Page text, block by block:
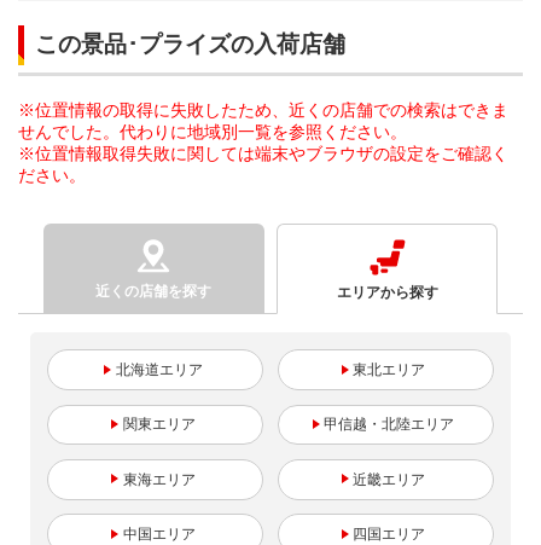
この景品･プライズの入荷店舗
※位置情報の取得に失敗したため、近くの店舗での検索はできま
せんでした。代わりに地域別一覧を参照ください。
※位置情報取得失敗に関しては端末やブラウザの設定をご確認く
ださい。
近くの店舗を探す エリアから探す
北海道 東北
関東 甲信越・北陸
東海 近畿
中国 四国